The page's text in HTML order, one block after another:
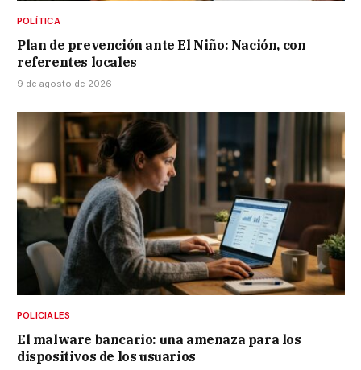
POLÍTICA
Plan de prevención ante El Niño: Nación, con
referentes locales
9 de agosto de 2026
POLICIALES
El malware bancario: una amenaza para los
dispositivos de los usuarios